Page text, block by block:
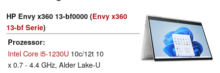
HP Envy x360 13-bf0000 (Envy x360
13-bf Serie)
Prozessor
Intel Core i5-1230U 10c/12t 10
x 0.7 - 4.4 GHz, Alder Lake-U